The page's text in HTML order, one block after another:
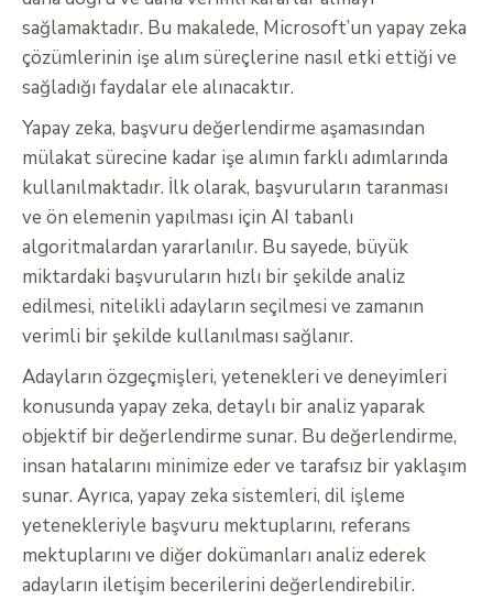
sağlamaktadır. Bu makalede, Microsoft’un yapay zeka
çözümlerinin işe alım süreçlerine nasıl etki ettiği ve
sağladığı faydalar ele alınacaktır.
Yapay zeka, başvuru değerlendirme aşamasından
mülakat sürecine kadar işe alımın farklı adımlarında
kullanılmaktadır. İlk olarak, başvuruların taranması
ve ön elemenin yapılması için AI tabanlı
algoritmalardan yararlanılır. Bu sayede, büyük
miktardaki başvuruların hızlı bir şekilde analiz
edilmesi, nitelikli adayların seçilmesi ve zamanın
verimli bir şekilde kullanılması sağlanır.
Adayların özgeçmişleri, yetenekleri ve deneyimleri
konusunda yapay zeka, detaylı bir analiz yaparak
objektif bir değerlendirme sunar. Bu değerlendirme,
insan hatalarını minimize eder ve tarafsız bir yaklaşım
sunar. Ayrıca, yapay zeka sistemleri, dil işleme
yetenekleriyle başvuru mektuplarını, referans
mektuplarını ve diğer dokümanları analiz ederek
adayların iletişim becerilerini değerlendirebilir.